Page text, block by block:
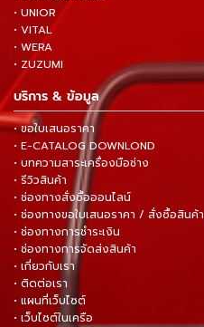
• UNIOR
• VITAL
• WERA
• ZUZUMI
บริการ & ข้อมูล
• ขอใบเสนอราคา
• E-CATALOG DOWNLOND
• บทความสาระเครื่องมือช่าง
• รีวิวสินค้า
• ช่องทางสั่งซื้อออนไลน์
• ช่องทางขอใบเสนอราคา / สั่งซื้อสินค้า
• ช่องทางการชำระเงิน
• ช่องทางการจัดส่งสินค้า
• เกี่ยวกับเรา
• ติดต่อเรา
• แผนที่เว็บไซต์
• เว็บไซต์ในเครือ